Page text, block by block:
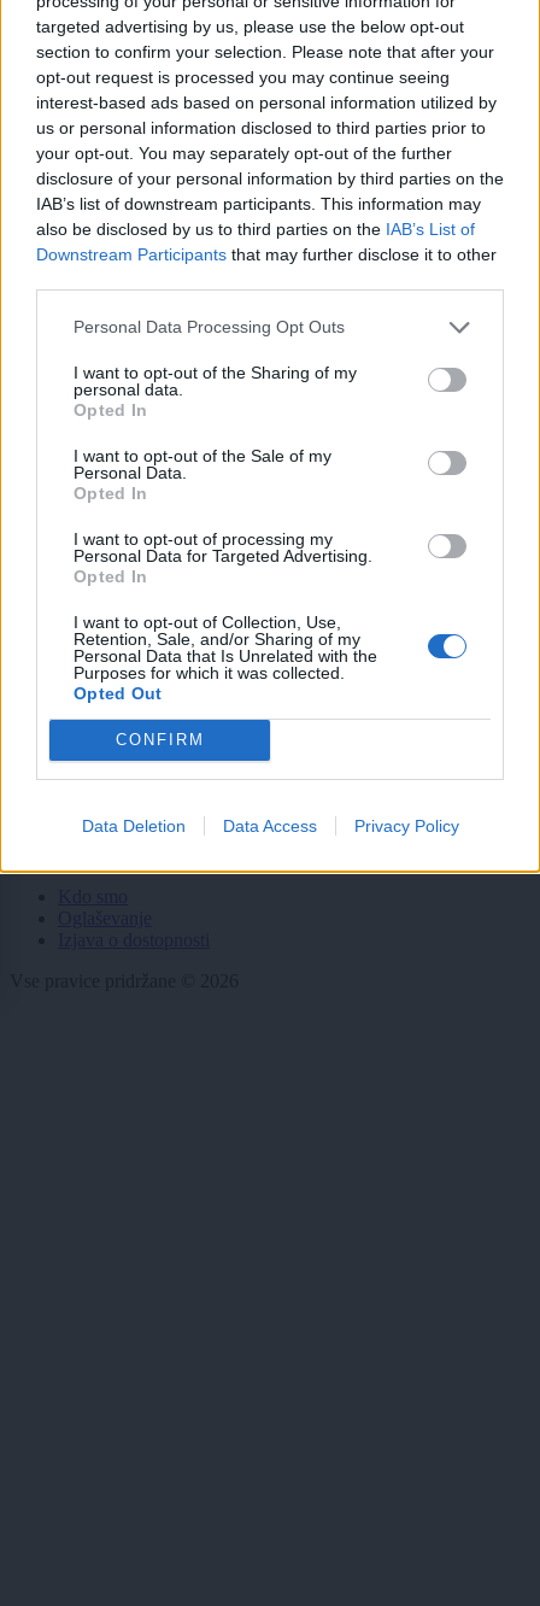
targeted advertising by us, please use the below opt-out
section to confirm your selection. Please note that after your
opt-out request is processed you may continue seeing
interest-based ads based on personal information utilized by
us or personal information disclosed to third parties prior to
your opt-out. You may separately opt-out of the further
disclosure of your personal information by third parties on the
IAB’s list of downstream participants. This information may
also be disclosed by us to third parties on the IAB’s List of
Downstream Participants that may further disclose it to other
Personal Data Processing Opt Outs
I want to opt-out of the Sharing of my
personal data.
Opted In
I want to opt-out of the Sale of my
Personal Data.
Opted In
I want to opt-out of processing my
Personal Data for Targeted Advertising.
Opted In
I want to opt-out of Collection, Use,
Retention, Sale, and/or Sharing of my
Personal Data that Is Unrelated with the
Purposes for which it was collected.
Opted Out
CONFIRM
Data Deletion Data Access Privacy Policy
Imaš novico, informacijo, fotografijo ali video, ki bi nas utegnila
zanimati? Najboljše nagradimo.
Pošlji
Moji Mediji d.o.o.
sobotainfo.com
•mariborinfo.com • ptujinfo.com • pomurec.com
dolenjskainfo.com •ljubljanainfo.com •gorenjskainfo.com •
tvidea.si
Vse pravice pridržane © 2026
Tematike
Lokalno
Slovenija
Svet
Politika
Kronika
Zdravje
Šport
Scena
Zadnje novice
Rubrike
Dogodki
Igre
Forum
Prijavi se na cajtng